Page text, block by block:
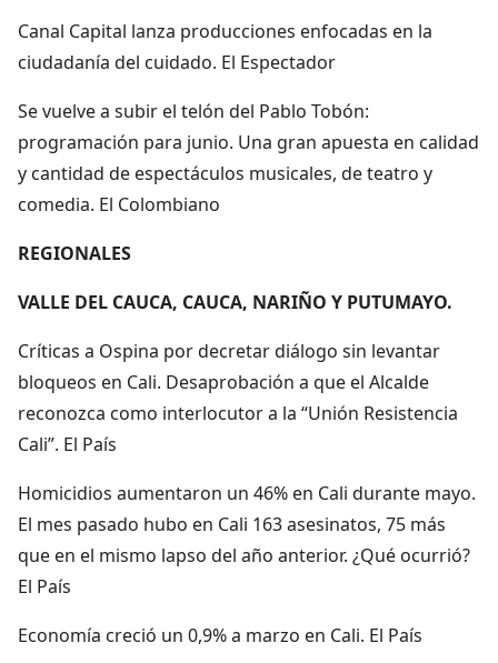
Canal Capital lanza producciones enfocadas en la
ciudadanía del cuidado. El Espectador
Se vuelve a subir el telón del Pablo Tobón:
programación para junio. Una gran apuesta en calidad
y cantidad de espectáculos musicales, de teatro y
comedia. El Colombiano
REGIONALES
VALLE DEL CAUCA, CAUCA, NARIÑO Y PUTUMAYO.
Críticas a Ospina por decretar diálogo sin levantar
bloqueos en Cali. Desaprobación a que el Alcalde
reconozca como interlocutor a la “Unión Resistencia
Cali”. El País
Homicidios aumentaron un 46% en Cali durante mayo.
El mes pasado hubo en Cali 163 asesinatos, 75 más
que en el mismo lapso del año anterior. ¿Qué ocurrió?
El País
Economía creció un 0,9% a marzo en Cali. El País